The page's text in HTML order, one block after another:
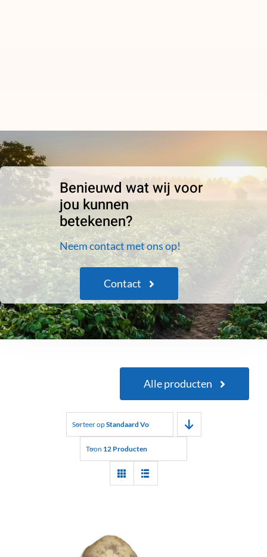
Benieuwd wat wij voor
jou kunnen
betekenen?
Neem contact met ons op!
Contact
Alle producten
Sorteer opStandaard Volgorde
Toon 12 Producten